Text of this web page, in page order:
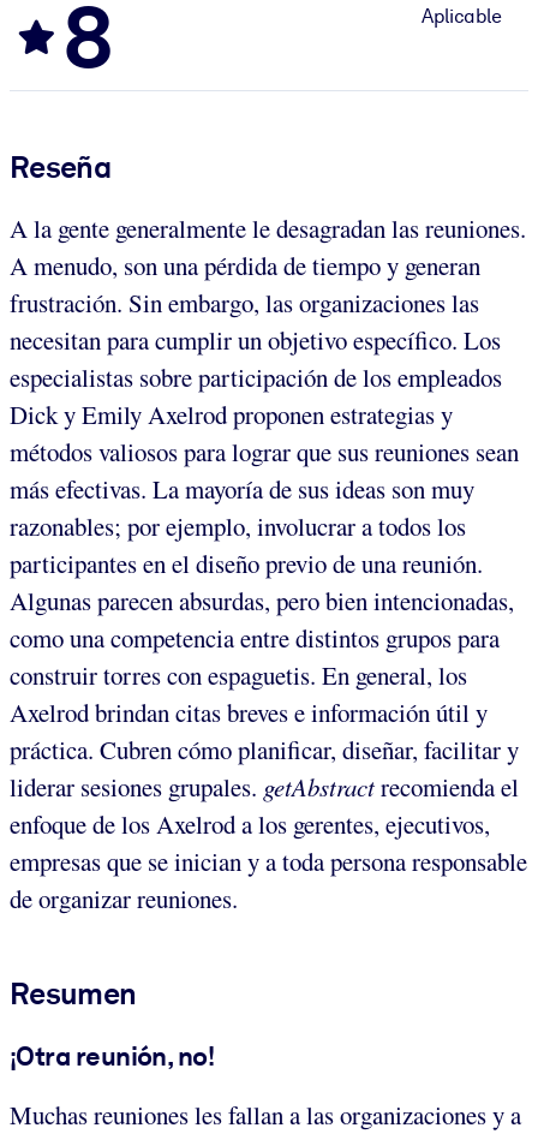
8
Aplicable
Reseña
A la gente generalmente le desagradan las reuniones.
A menudo, son una pérdida de tiempo y generan
frustración. Sin embargo, las organizaciones las
necesitan para cumplir un objetivo específico. Los
especialistas sobre participación de los empleados
Dick y Emily Axelrod proponen estrategias y
métodos valiosos para lograr que sus reuniones sean
más efectivas. La mayoría de sus ideas son muy
razonables; por ejemplo, involucrar a todos los
participantes en el diseño previo de una reunión.
Algunas parecen absurdas, pero bien intencionadas,
como una competencia entre distintos grupos para
construir torres con espaguetis. En general, los
Axelrod brindan citas breves e información útil y
práctica. Cubren cómo planificar, diseñar, facilitar y
liderar sesiones grupales. getAbstractrecomienda el
enfoque de los Axelrod a los gerentes, ejecutivos,
empresas que se inician y a toda persona responsable
de organizar reuniones.
Resumen
¡Otra reunión, no!
Muchas reuniones les fallan a las organizaciones y a